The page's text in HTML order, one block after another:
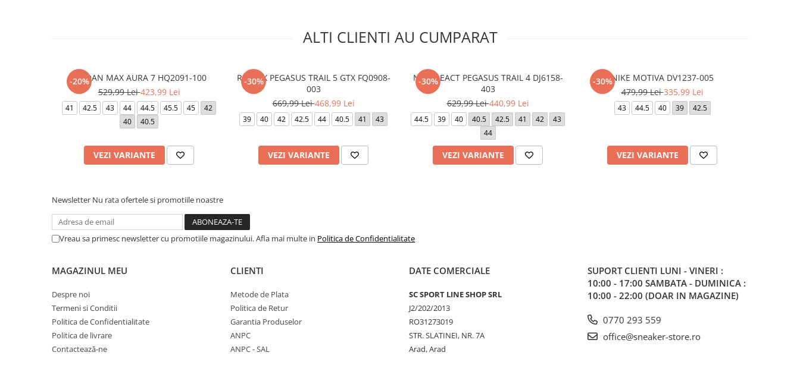
ALTI CLIENTI AU CUMPARAT
-20%
JORDAN MAX AURA 7 HQ2091-100
529,99 Lei423,99 Lei
41 42.5 43 44 44.5 45.5 45
42
40
40.5
VEZI VARIANTE
-30%
REACTX PEGASUS TRAIL 5 GTX FQ0908-
003
669,99 Lei468,99 Lei
39 40 42 42.5 44 40.5 41 43
VEZI VARIANTE
-30%
NIKE REACT PEGASUS TRAIL 4 DJ6158-
403
629,99 Lei440,99 Lei
44.5 39 40 40.5 42.5 41 42
43
44
VEZI VARIANTE
-30%NIKE MOTIVA DV1237-005
479,99 Lei335,99 Lei
43 44.5 40 39 42.5
VEZI VARIANTE
Newsletter Nu rata ofertele si promotiile noastre
Vreau sa primesc newsletter cu promotiile magazinului. Afla mai multe in Politica de Confidentialitate
MAGAZINUL MEU
Despre noi
Termeni si Conditii
Politica de Confidentialitate
Politica de livrare
Contactează-ne
CLIENTI
Metode de Plata
Politica de Retur
Garantia Produselor
ANPC
ANPC - SAL
DATE COMERCIALE
SC SPORT LINE SHOP SRL
J2/202/2013
RO31273019
STR. SLATINEI, NR. 7A
Arad, Arad
SUPORT CLIENTI LUNI - VINERI :
10:00 - 17:00 SAMBATA - DUMINICA :
10:00 - 22:00 (DOAR IN MAGAZINE)
0770 293 559
office@sneaker-store.ro